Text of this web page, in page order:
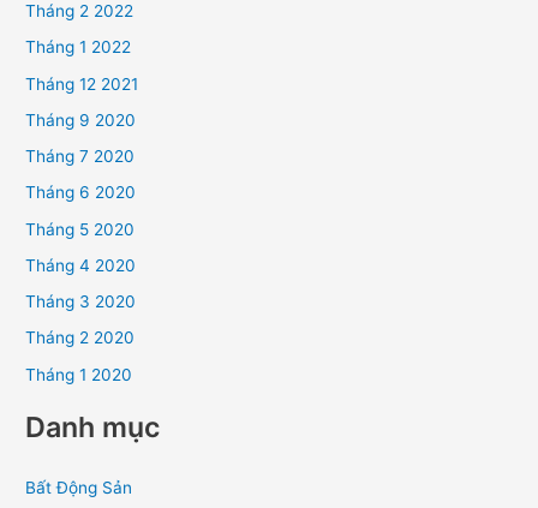
Tháng 2 2022
Tháng 1 2022
Tháng 12 2021
Tháng 9 2020
Tháng 7 2020
Tháng 6 2020
Tháng 5 2020
Tháng 4 2020
Tháng 3 2020
Tháng 2 2020
Tháng 1 2020
Danh mục
Bất Động Sản